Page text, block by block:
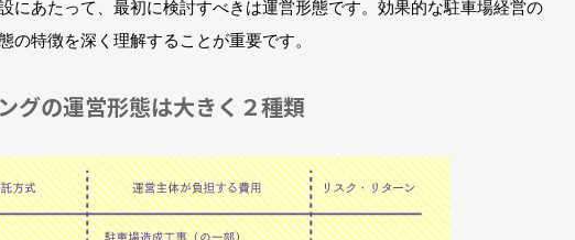
にあたって、最初に検討すべきは運営形態です。効果的な駐車場経営の
の特徴を深く理解することが重要です。
グの運営形態は大きく２種類